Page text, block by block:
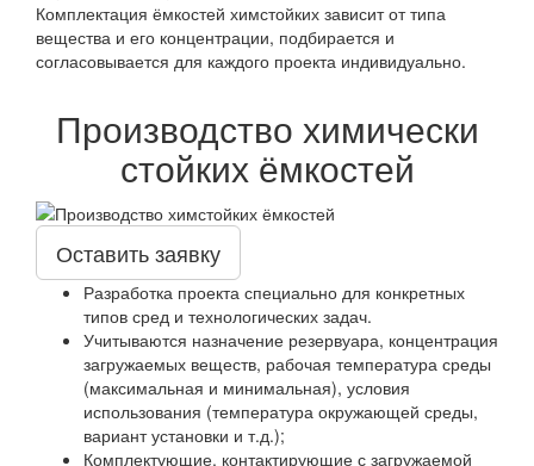
Комплектация ёмкостей химстойких зависит от типа
вещества и его концентрации, подбирается и
согласовывается для каждого проекта индивидуально.
Производство химически
стойких ёмкостей
Оставить заявку
Разработка проекта специально для конкретных
типов сред и технологических задач.
Учитываются назначение резервуара, концентрация
загружаемых веществ, рабочая температура среды
(максимальная и минимальная), условия
использования (температура окружающей среды,
вариант установки и т.д.);
Комплектующие, контактирующие с загружаемой